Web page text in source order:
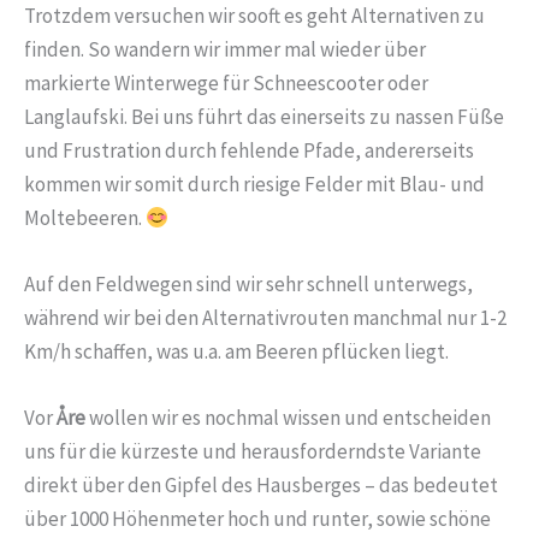
Trotzdem versuchen wir sooft es geht Alternativen zu
finden. So wandern wir immer mal wieder über
markierte Winterwege für Schneescooter oder
Langlaufski. Bei uns führt das einerseits zu nassen Füße
und Frustration durch fehlende Pfade, andererseits
kommen wir somit durch riesige Felder mit Blau- und
Moltebeeren.
Auf den Feldwegen sind wir sehr schnell unterwegs,
während wir bei den Alternativrouten manchmal nur 1-2
Km/h schaffen, was u.a. am Beeren pflücken liegt.
VorÅrewollen wir es nochmal wissen und entscheiden
uns für die kürzeste und herausforderndste Variante
direkt über den Gipfel des Hausberges – das bedeutet
über 1000 Höhenmeter hoch und runter, sowie schöne